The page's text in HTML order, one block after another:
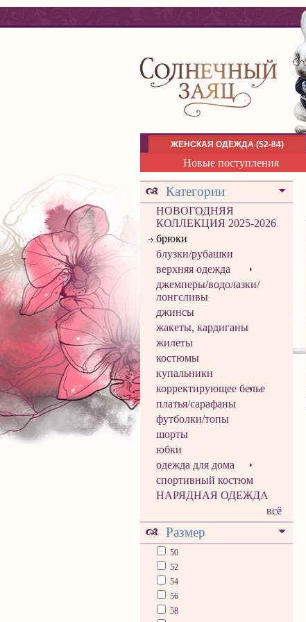
ЖЕНСКАЯ ОДЕЖДА (52-84)
Новые поступления
Категории
НОВОГОДНЯЯ
КОЛЛЕКЦИЯ 2025-2026
брюки
блузки/рубашки
верхняя одежда
джемперы/водолазки/
лонгсливы
джинсы
жакеты, кардиганы
жилеты
костюмы
купальники
корректирующее белье
платья/сарафаны
футболки/топы
шорты
юбки
одежда для дома
спортивный костюм
НАРЯДНАЯ ОДЕЖДА
всё
Размер
50
52
54
56
58